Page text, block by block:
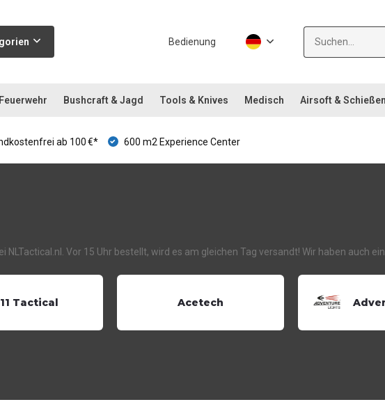
Bedienung
Bushcraft & Jagd Tools & Knives Medisch Airsoft & Schießen
ab 100 €* 600 m2 Experience Center
Vor 15 Uhr bestellt, wird es am gleichen Tag versandt! Wir haben auch
Tactical Acetech